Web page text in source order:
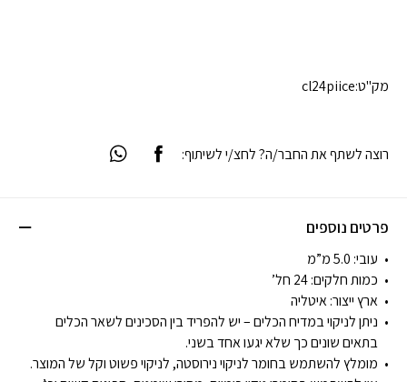
מק"ט:cl24piice
פרטים נוספים
עובי: 5.0 מ”מ
כמות חלקים:24 חל’
ארץ ייצור:איטליה
ניתן לניקוי במדיח הכלים – יש להפריד בין הסכינים לשאר הכלים
בתאים שונים כך שלא יגעו אחד בשני.
מומלץ להשתמש בחומר לניקוי נירוסטה, לניקוי פשוט וקל של המוצר.
רוצה לשתף את החבר/ה? לחצ/י לשיתוף: